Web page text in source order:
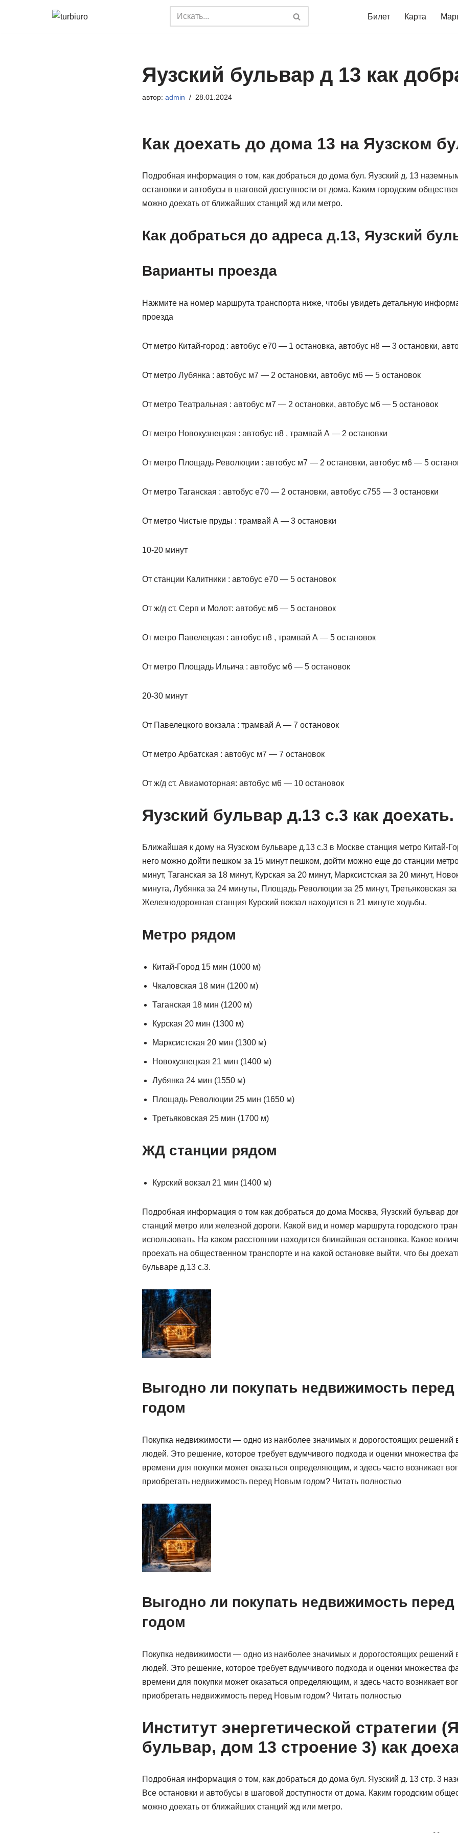
Билет Карта
Яузский бульвар д 13 как
автор: admin 28.01.2024
Как доехать до дома 13 на Яузском
Подробная информация о том, как добраться до дома бул. Яузский д. 13
остановки и автобусы в шаговой доступности от дома. Каким городским
можно доехать от ближайших станций жд или метро.
Как добраться до адреса д.13, Яузский
Варианты проезда
Нажмите на номер маршрута транспорта ниже, чтобы увидеть детальную
проезда
От метро Китай-город : автобус е70 — 1 остановка, автобус н8 — 3 остановки,
От метро Лубянка : автобус м7 — 2 остановки, автобус м6 — 5 остановок
От метро Театральная : автобус м7 — 2 остановки, автобус м6 — 5 остановок
От метро Новокузнецкая : автобус н8 , трамвай А — 2 остановки
От метро Площадь Революции : автобус м7 — 2 остановки, автобус м6 — 5
От метро Таганская : автобус е70 — 2 остановки, автобус с755 — 3 остановки
От метро Чистые пруды : трамвай А — 3 остановки
10-20 минут
От станции Калитники : автобус е70 — 5 остановок
От ж/д ст. Серп и Молот: автобус м6 — 5 остановок
От метро Павелецкая : автобус н8 , трамвай А — 5 остановок
От метро Площадь Ильича : автобус м6 — 5 остановок
20-30 минут
От Павелецкого вокзала : трамвай А — 7 остановок
От метро Арбатская : автобус м7 — 7 остановок
От ж/д ст. Авиамоторная: автобус м6 — 10 остановок
Яузский бульвар д.13 с.3 как доехать.
Ближайшая к дому на Яузском бульваре д.13 с.3 в Москве станция метро Китай-
него можно дойти пешком за 15 минут пешком, дойти можно еще до станции
минут, Таганская за 18 минут, Курская за 20 минут, Марксистская за 20 минут,
минута, Лубянка за 24 минуты, Площадь Революции за 25 минут, Третьяковская за
Железнодорожная станция Курский вокзал находится в 21 минуте ходьбы.
Метро рядом
Китай-Город 15 мин (1000 м)
Чкаловская 18 мин (1200 м)
Таганская 18 мин (1200 м)
Курская 20 мин (1300 м)
Марксистская 20 мин (1300 м)
Новокузнецкая 21 мин (1400 м)
Лубянка 24 мин (1550 м)
Площадь Революции 25 мин (1650 м)
Третьяковская 25 мин (1700 м)
ЖД станции рядом
Курский вокзал 21 мин (1400 м)
Подробная информация о том как добраться до дома Москва, Яузский бульвар
станций метро или железной дороги. Какой вид и номер маршрута городского
использовать. На каком расстоянии находится ближайшая остановка. Какое
проехать на общественном транспорте и на какой остановке выйти, что бы
бульваре д.13 с.3.
Выгодно ли покупать недвижимость
годом
Покупка недвижимости — одно из наиболее значимых и дорогостоящих решений
людей. Это решение, которое требует вдумчивого подхода и оценки множества
времени для покупки может оказаться определяющим, и здесь часто возникает
приобретать недвижимость перед Новым годом? Читать полностью
Выгодно ли покупать недвижимость
годом
Покупка недвижимости — одно из наиболее значимых и дорогостоящих решений
людей. Это решение, которое требует вдумчивого подхода и оценки множества
времени для покупки может оказаться определяющим, и здесь часто возникает
приобретать недвижимость перед Новым годом? Читать полностью
Институт энергетической стратегии
бульвар, дом 13 строение 3) как
Подробная информация о том, как добраться до дома бул. Яузский д. 13 стр. 3
Все остановки и автобусы в шаговой доступности от дома. Каким городским
можно доехать от ближайших станций жд или метро.